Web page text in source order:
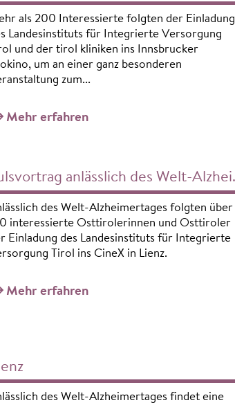
als 200 Interessierte folgten der Einladung
Landesinstituts für Integrierte Versorgung
und der tirol kliniken ins Innsbrucker
um an einer ganz besonderen
zum...
Mehr erfahren
Alzheimertages am 12. September 2024 im CineX in Lienz
des Welt-Alzheimertages folgten über
interessierte Osttirolerinnen und Osttiroler
Einladung des Landesinstituts für Integrierte
Tirol ins CineX in Lienz.
Mehr erfahren
des Welt-Alzheimertages findet eine